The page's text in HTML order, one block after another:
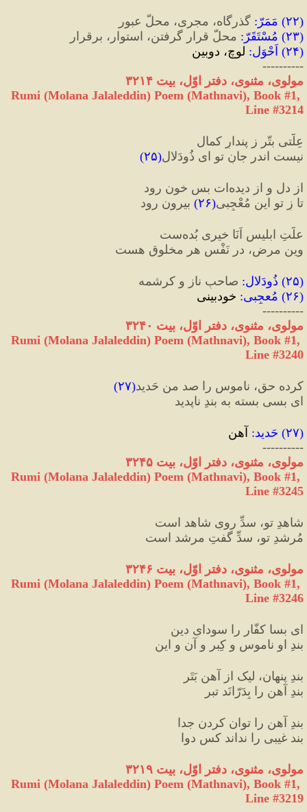
(۲۲) مَمَرّ : گذرگاه، مجری، محلّ عبور
(۲۳) مُسْتَقَرّ : محلّ قرار گرفتن، استوار، برقرار
(۲۴) اَحْوَل: لوچ، دوبین
----------
مولوی، مثنوی، دفتر اوّل، بیت ۳۲۱۴
Rumi (Molana Jalaleddin) Poem (Mathnavi), Book #1,
Line #3214
عِلّتی بتّر ز پندارِ کمال
نیست اندر جانِ تو ای ذُودَلال(۲۵)
از دل و از دیده‌ات بس خون رود
تا زِ تو این مُعْجِبی(۲۶) بیرون رود
علّتِ ابلیس اَنَا خیری بُده‌ست
وین مرض، در نَفْسِ هر مخلوق هست
(۲۵) ذُودَلال: صاحبِ ناز و کرشمه
(۲۶) مُعجِبی: خودبینی
----------
مولوی، مثنوی، دفتر اوّل، بیت ۳۲۴۰
Rumi (Molana Jalaleddin) Poem (Mathnavi), Book #1,
Line #3240
کرده حق، ناموس را صد من حَدید(۲۷)
ای بسی بسته به بندِ ناپدید
(۲۷) حَدید: آهن
----------
مولوی، مثنوی، دفتر اوّل، بیت ۳۲۴۵
Rumi (Molana Jalaleddin) Poem (Mathnavi), Book #1,
Line #3245
شاهدِ تو، سدِّ رویِ شاهد است
مُرشدِ تو، سدِّ گفتِ مرشد است
مولوی، مثنوی، دفتر اوّل، بیت ۳۲۴۶
Rumi (Molana Jalaleddin) Poem (Mathnavi), Book #1,
Line #3246
ای بسا کفّار را سودایِ دین
بندِ او ناموس و کِبر و آن و این
بندِ پنهان، لیک از آهن بَتَر
بندِ آهن را بِدَرّانَد تبر
بندِ آهن را توان کردن جدا
بند غیبی را نداند کس دوا
مولوی، مثنوی، دفتر اوّل، بیت ۳۲۱۹
Rumi (Molana Jalaleddin) Poem (Mathnavi), Book #1,
Line #3219